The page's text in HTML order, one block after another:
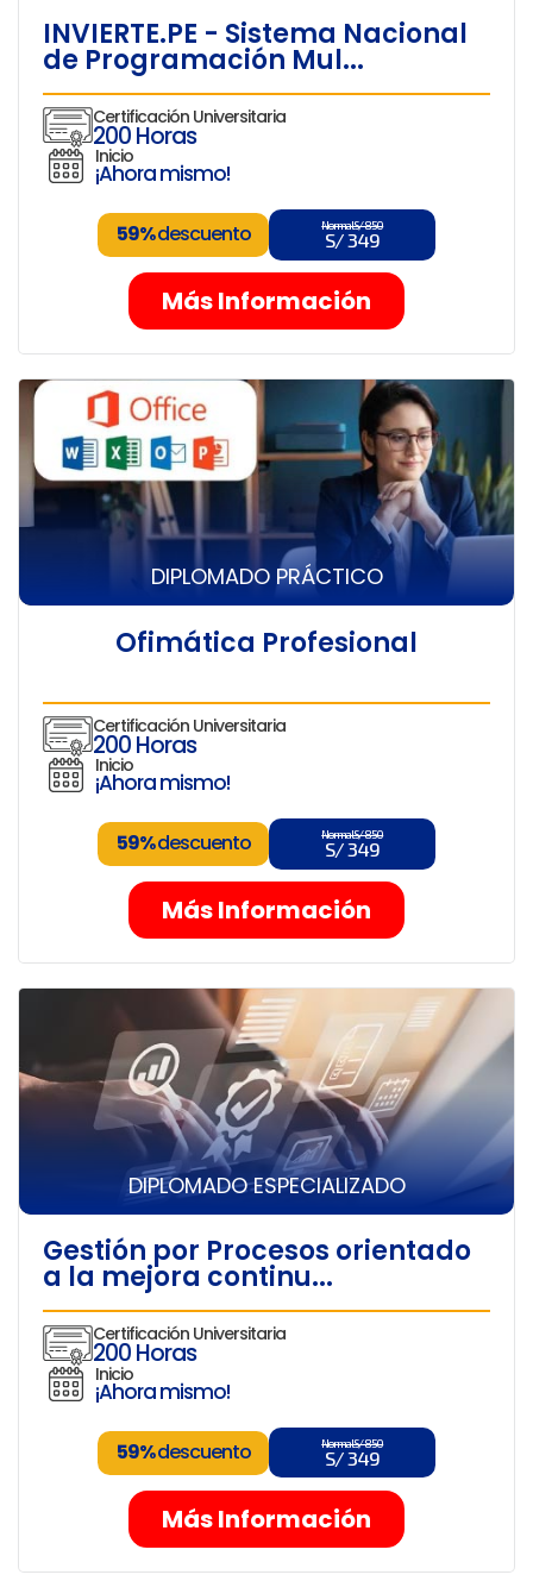
INVIERTE.PE - Sistema Nacional
de Programación Mul...
Certificación Universitaria
200 Horas
Inicio
¡Ahora mismo!
59%descuento Normal S/ 850
S/ 349
Más Información
DIPLOMADO PRÁCTICO
Ofimática Profesional
Certificación Universitaria
200 Horas
Inicio
¡Ahora mismo!
59%descuento Normal S/ 850
S/ 349
Más Información
DIPLOMADO ESPECIALIZADO
Gestión por Procesos orientado
a la mejora continu...
Certificación Universitaria
200 Horas
Inicio
¡Ahora mismo!
59%descuento Normal S/ 850
S/ 349
Más Información